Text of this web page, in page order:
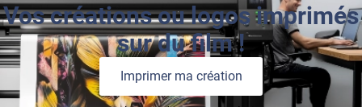
Vos créations ou logos imprimés
sur du film !
Imprimer ma création